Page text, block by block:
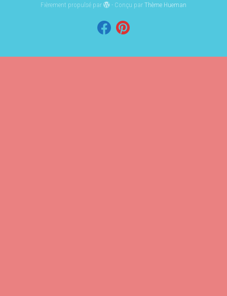
Fièrement propulsé par - Conçu parThème Hueman